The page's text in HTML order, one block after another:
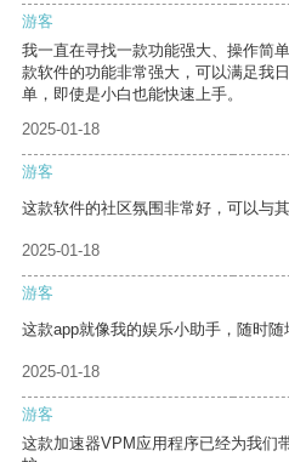
游客
我一直在寻找一款功能强大、操作简
款软件的功能非常强大，可以满足我
单，即使是小白也能快速上手。
2025-01-18
游客
这款软件的社区氛围非常好，可以与
2025-01-18
游客
这款app就像我的娱乐小助手，随时随
2025-01-18
游客
这款加速器VPM应用程序已经为我们